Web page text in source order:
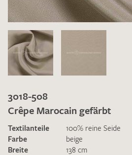
3018-508
Crêpe Marocain gefärbt
Textilanteile
100% reine Seide
Farbe
beige
Breite
138 cm